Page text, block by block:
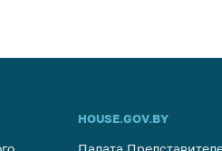
HOUSE.GOV.BY